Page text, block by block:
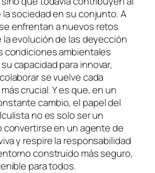
sociedad en su conjunto. A
enfrentan a nuevos retos
la evolución de las deyección
condiciones ambientales
capacidad para innovar,
se vuelve cada
crucial. Y es que, en un
cambio, el papel del
no es solo ser un
convertirse en un agente de
y respire la responsabilidad
construido más seguro,
para todos.